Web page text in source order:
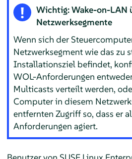
Wichtig: Wake-on-LAN
Netzwerksegmente
Wenn sich der
Netzwerksegment wie das zu
Installationsziel befindet,
WOL-Anforderungen
Multicasts verteilt werden,
Computer in diesem
entfernten Zugriff so, dass er
Anforderungen agiert.